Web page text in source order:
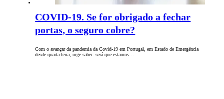
COVID-19. Se for obrigado a fechar
portas, o seguro cobre?
Com o avançar da pandemia da Covid-19 em Portugal, em Estado de Emergência
desde quarta-feira, urge saber: será que estamos…